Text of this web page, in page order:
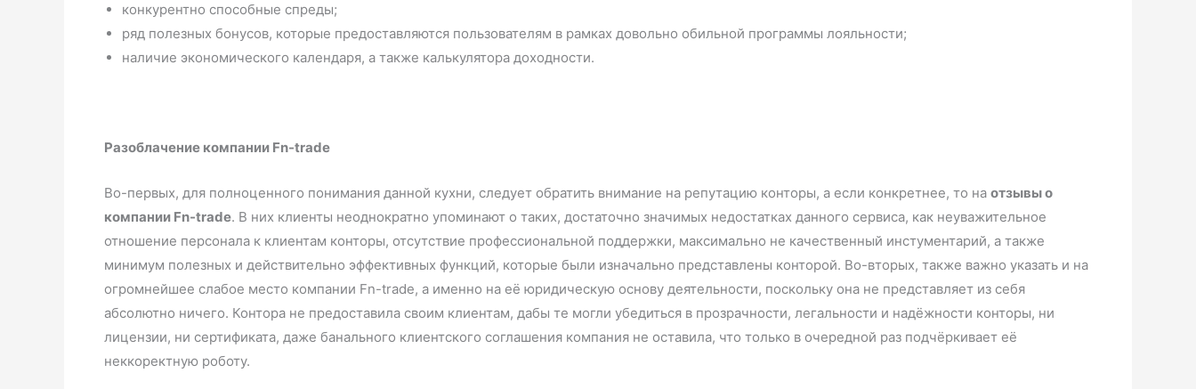
конкурентно способные спреды;
ряд полезных бонусов, которые предоставляются пользователям в рамках довольно обильной программы лояльности;
наличие экономического календаря, а также калькулятора доходности.
Разоблачение компании Fn-trade
Во-первых, для полноценного понимания данной кухни, следует обратить внимание на репутацию конторы, а если конкретнее, то на отзывы о
компании Fn-trade. В них клиенты неоднократно упоминают о таких, достаточно значимых недостатках данного сервиса, как неуважительное
отношение персонала к клиентам конторы, отсутствие профессиональной поддержки, максимально не качественный инстументарий, а также
минимум полезных и действительно эффективных функций, которые были изначально представлены конторой. Во-вторых, также важно указать и на
огромнейшее слабое место компании Fn-trade, а именно на её юридическую основу деятельности, поскольку она не представляет из себя
абсолютно ничего. Контора не предоставила своим клиентам, дабы те могли убедиться в прозрачности, легальности и надёжности конторы, ни
лицензии, ни сертификата, даже банального клиентского соглашения компания не оставила, что только в очередной раз подчёркивает её
неккоректную роботу.